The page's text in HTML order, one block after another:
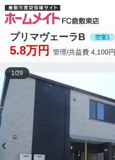
プリマヴェーラB 空室1
5.8万円 管理/共益費 4,100円
1/29